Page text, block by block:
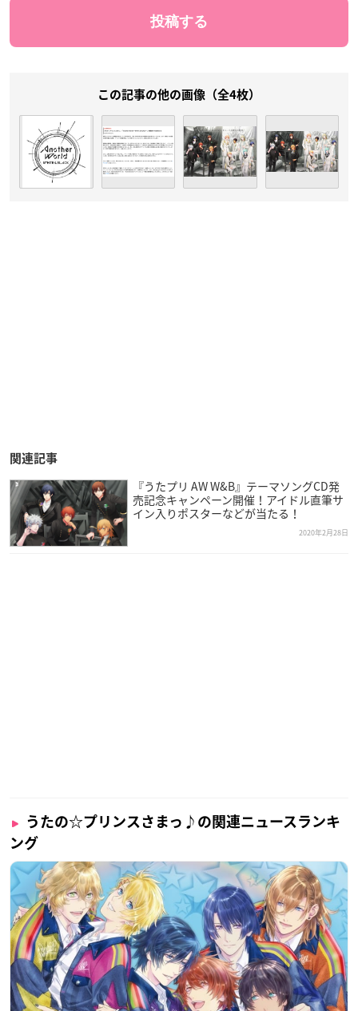
この記事の他の画像（全4枚）
関連記事
『うたプリ AW W&B』テーマソングCD発
売記念キャンペーン開催！アイドル直筆サ
イン入りポスターなどが当たる！
2020年2月28日
うたの☆プリンスさまっ♪の関連ニュースランキ
ング